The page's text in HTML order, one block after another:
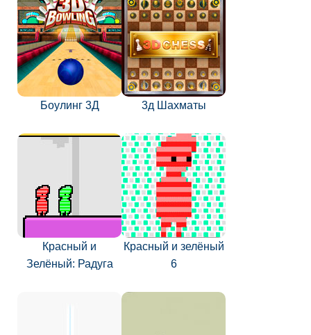
Боулинг 3Д 3д Шахматы
Красный и
Зелёный: Радуга
Красный и зелёный
6